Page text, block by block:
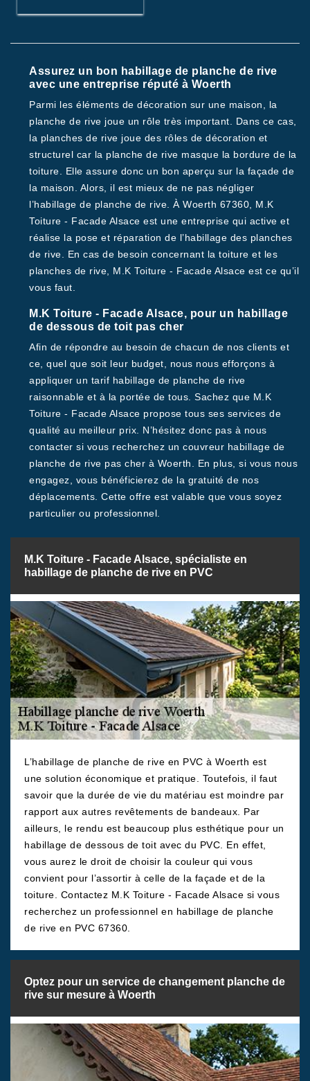
Assurez un bon habillage de planche de rive
avec une entreprise réputé à Woerth
Parmi les éléments de décoration sur une maison, la
planche de rive joue un rôle très important. Dans ce cas,
la planches de rive joue des rôles de décoration et
structurel car la planche de rive masque la bordure de la
toiture. Elle assure donc un bon aperçu sur la façade de
la maison. Alors, il est mieux de ne pas négliger
l’habillage de planche de rive. À Woerth 67360, M.K
Toiture - Facade Alsace est une entreprise qui active et
réalise la pose et réparation de l’habillage des planches
de rive. En cas de besoin concernant la toiture et les
planches de rive, M.K Toiture - Facade Alsace est ce qu’il
vous faut.
M.K Toiture - Facade Alsace, pour un habillage
de dessous de toit pas cher
Afin de répondre au besoin de chacun de nos clients et
ce, quel que soit leur budget, nous nous efforçons à
appliquer un tarif habillage de planche de rive
raisonnable et à la portée de tous. Sachez que M.K
Toiture - Facade Alsace propose tous ses services de
qualité au meilleur prix. N’hésitez donc pas à nous
contacter si vous recherchez un couvreur habillage de
planche de rive pas cher à Woerth. En plus, si vous nous
engagez, vous bénéficierez de la gratuité de nos
déplacements. Cette offre est valable que vous soyez
particulier ou professionnel.
M.K Toiture - Facade Alsace, spécialiste en
habillage de planche de rive en PVC
L’habillage de planche de rive en PVC à Woerth est
une solution économique et pratique. Toutefois, il faut
savoir que la durée de vie du matériau est moindre par
rapport aux autres revêtements de bandeaux. Par
ailleurs, le rendu est beaucoup plus esthétique pour un
habillage de dessous de toit avec du PVC. En effet,
vous aurez le droit de choisir la couleur qui vous
convient pour l’assortir à celle de la façade et de la
toiture. Contactez M.K Toiture - Facade Alsace si vous
recherchez un professionnel en habillage de planche
de rive en PVC 67360.
Optez pour un service de changement planche de
rive sur mesure à Woerth